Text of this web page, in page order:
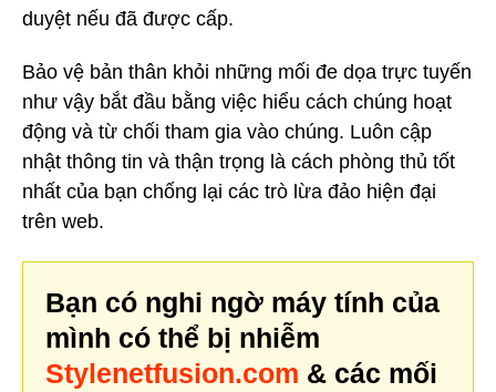
duyệt nếu đã được cấp.
Bảo vệ bản thân khỏi những mối đe dọa trực tuyến
như vậy bắt đầu bằng việc hiểu cách chúng hoạt
động và từ chối tham gia vào chúng. Luôn cập
nhật thông tin và thận trọng là cách phòng thủ tốt
nhất của bạn chống lại các trò lừa đảo hiện đại
trên web.
Bạn có nghi ngờ máy tính của
mình có thể bị nhiễm
Stylenetfusion.com & các mối